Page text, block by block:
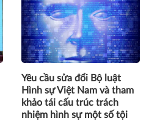
Yêu cầu sửa đổi Bộ luật
Hình sự Việt Nam và tham
khảo tái cấu trúc trách
nhiệm hình sự một số tội